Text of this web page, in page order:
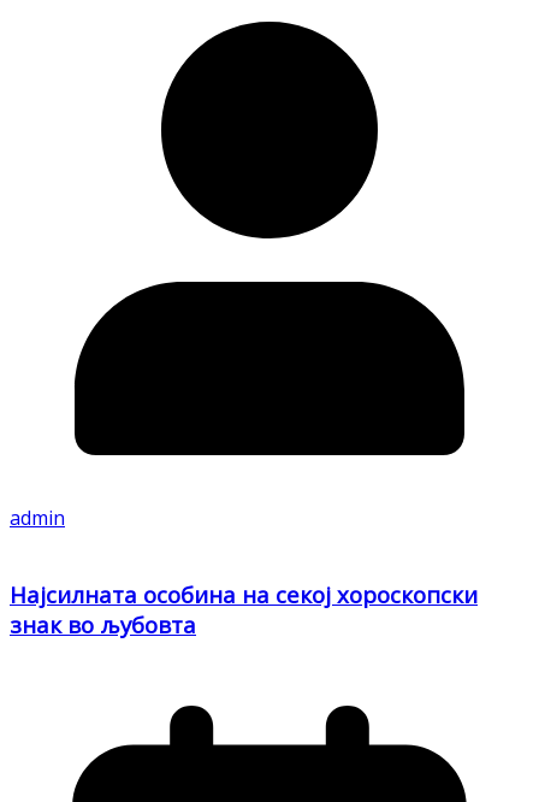
admin
Најсилната особина на секој хороскопски
знак во љубовта